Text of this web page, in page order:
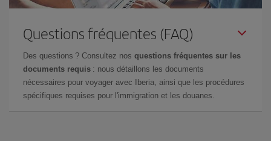
Questions fréquentes (FAQ)
Des questions ? Consultez nos questions fréquentes sur les
documents requis : nous détaillons les documents
nécessaires pour voyager avec Iberia, ainsi que les procédures
spécifiques requises pour l'immigration et les douanes.